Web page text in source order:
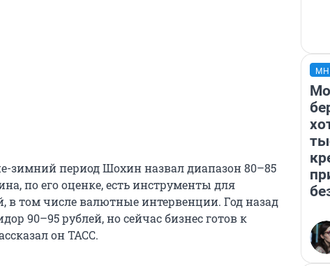
зимний период Шохин назвал диапазон 80–85
по его оценке, есть инструменты для
в том числе валютные интервенции. Год назад
90–95 рублей, но сейчас бизнес готов к
он ТАСС.